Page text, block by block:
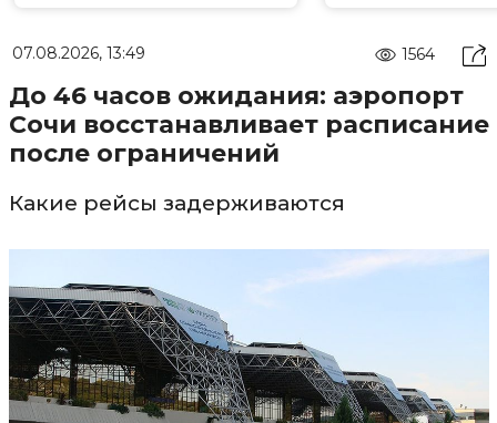
07.08.2026, 13:49 1564
До 46 часов ожидания: аэропорт
Сочи восстанавливает расписание
после ограничений
Какие рейсы задерживаются